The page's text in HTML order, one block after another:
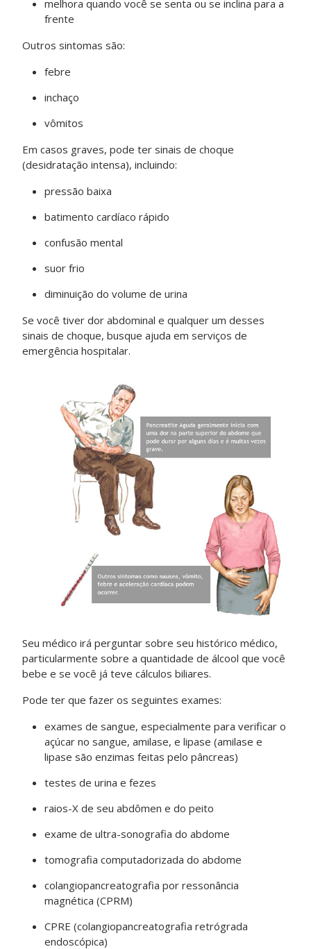
melhora quando você se senta ou se inclina para a
frente
Outros sintomas são:
febre
inchaço
vômitos
Em casos graves, pode ter sinais de choque
(desidratação intensa), incluindo:
pressão baixa
batimento cardíaco rápido
confusão mental
suor frio
diminuição do volume de urina
Se você tiver dor abdominal e qualquer um desses
sinais de choque, busque ajuda em serviços de
emergência hospitalar.
Seu médico irá perguntar sobre seu histórico médico,
particularmente sobre a quantidade de álcool que você
bebe e se você já teve cálculos biliares.
Pode ter que fazer os seguintes exames:
exames de sangue, especialmente para verificar o
açúcar no sangue, amilase, e lipase (amilase e
lipase são enzimas feitas pelo pâncreas)
testes de urina e fezes
raios-X de seu abdômen e do peito
exame de ultra-sonografia do abdome
tomografia computadorizada do abdome
colangiopancreatografia por ressonância
magnética (CPRM)
CPRE (colangiopancreatografia retrógrada
endoscópica)